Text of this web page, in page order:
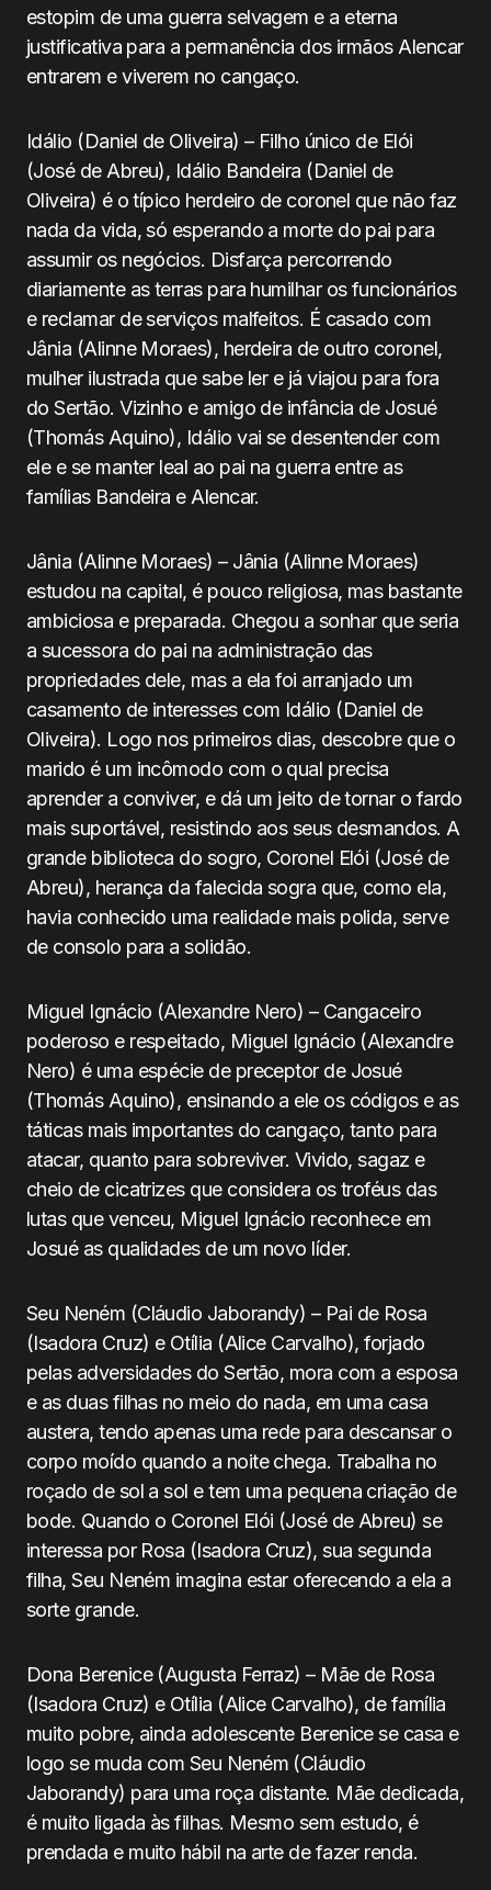
estopim de uma guerra selvagem e a eterna
justificativa para a permanência dos irmãos Alencar
entrarem e viverem no cangaço.
Idálio (Daniel de Oliveira) – Filho único de Elói
(José de Abreu), Idálio Bandeira (Daniel de
Oliveira) é o típico herdeiro de coronel que não faz
nada da vida, só esperando a morte do pai para
assumir os negócios. Disfarça percorrendo
diariamente as terras para humilhar os funcionários
e reclamar de serviços malfeitos. É casado com
Jânia (Alinne Moraes), herdeira de outro coronel,
mulher ilustrada que sabe ler e já viajou para fora
do Sertão. Vizinho e amigo de infância de Josué
(Thomás Aquino), Idálio vai se desentender com
ele e se manter leal ao pai na guerra entre as
famílias Bandeira e Alencar.
Jânia (Alinne Moraes) – Jânia (Alinne Moraes)
estudou na capital, é pouco religiosa, mas bastante
ambiciosa e preparada. Chegou a sonhar que seria
a sucessora do pai na administração das
propriedades dele, mas a ela foi arranjado um
casamento de interesses com Idálio (Daniel de
Oliveira). Logo nos primeiros dias, descobre que o
marido é um incômodo com o qual precisa
aprender a conviver, e dá um jeito de tornar o fardo
mais suportável, resistindo aos seus desmandos. A
grande biblioteca do sogro, Coronel Elói (José de
Abreu), herança da falecida sogra que, como ela,
havia conhecido uma realidade mais polida, serve
de consolo para a solidão.
Miguel Ignácio (Alexandre Nero) – Cangaceiro
poderoso e respeitado, Miguel Ignácio (Alexandre
Nero) é uma espécie de preceptor de Josué
(Thomás Aquino), ensinando a ele os códigos e as
táticas mais importantes do cangaço, tanto para
atacar, quanto para sobreviver. Vivido, sagaz e
cheio de cicatrizes que considera os troféus das
lutas que venceu, Miguel Ignácio reconhece em
Josué as qualidades de um novo líder.
Seu Neném (Cláudio Jaborandy) – Pai de Rosa
(Isadora Cruz) e Otília (Alice Carvalho), forjado
pelas adversidades do Sertão, mora com a esposa
e as duas filhas no meio do nada, em uma casa
austera, tendo apenas uma rede para descansar o
corpo moído quando a noite chega. Trabalha no
roçado de sol a sol e tem uma pequena criação de
bode. Quando o Coronel Elói (José de Abreu) se
interessa por Rosa (Isadora Cruz), sua segunda
filha, Seu Neném imagina estar oferecendo a ela a
sorte grande.
Dona Berenice (Augusta Ferraz) – Mãe de Rosa
(Isadora Cruz) e Otília (Alice Carvalho), de família
muito pobre, ainda adolescente Berenice se casa e
logo se muda com Seu Neném (Cláudio
Jaborandy) para uma roça distante. Mãe dedicada,
é muito ligada às filhas. Mesmo sem estudo, é
prendada e muito hábil na arte de fazer renda.